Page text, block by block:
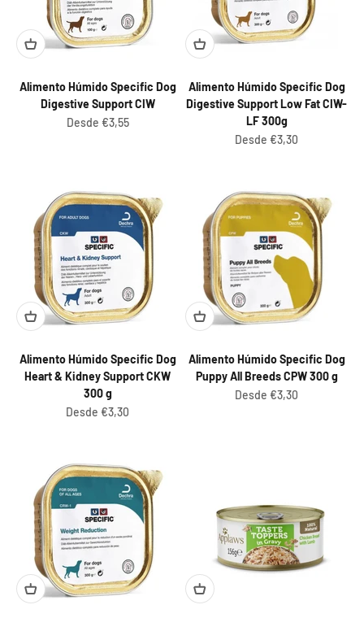
Alimento Húmido Specific Dog
Digestive Support CIW
Preço promocional
Desde €3,55
Alimento Húmido Specific Dog
Digestive Support Low Fat CIW-
LF 300g
Preço promocional
Desde €3,30
Alimento Húmido Specific Dog
Heart & Kidney Support CKW
300 g
Preço promocional
Desde €3,30
Alimento Húmido Specific Dog
Puppy All Breeds CPW 300 g
Preço promocional
Desde €3,30